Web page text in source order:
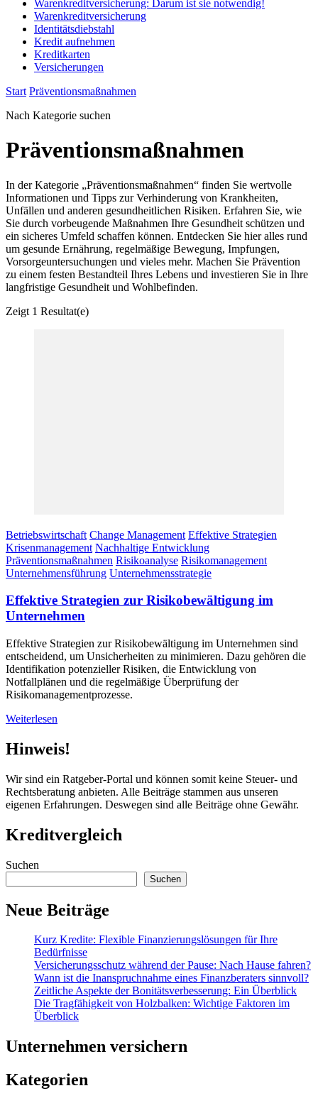
Warenkreditversicherung: Darum ist sie notwendig!
Warenkreditversicherung
Identitätsdiebstahl
Kredit aufnehmen
Kreditkarten
Versicherungen
Start Präventionsmaßnahmen
Nach Kategorie suchen
Präventionsmaßnahmen
In der Kategorie „Präventionsmaßnahmen“ finden Sie wertvolle
Informationen und Tipps zur Verhinderung von Krankheiten,
Unfällen und anderen gesundheitlichen Risiken. Erfahren Sie, wie
Sie durch vorbeugende Maßnahmen Ihre Gesundheit schützen und
ein sicheres Umfeld schaffen können. Entdecken Sie hier alles rund
um gesunde Ernährung, regelmäßige Bewegung, Impfungen,
Vorsorgeuntersuchungen und vieles mehr. Machen Sie Prävention
zu einem festen Bestandteil Ihres Lebens und investieren Sie in Ihre
langfristige Gesundheit und Wohlbefinden.
Zeigt 1 Resultat(e)
Betriebswirtschaft Change Management Effektive Strategien
Krisenmanagement Nachhaltige Entwicklung
Präventionsmaßnahmen Risikoanalyse Risikomanagement
Unternehmensführung Unternehmensstrategie
Effektive Strategien zur Risikobewältigung im
Unternehmen
Effektive Strategien zur Risikobewältigung im Unternehmen sind
entscheidend, um Unsicherheiten zu minimieren. Dazu gehören die
Identifikation potenzieller Risiken, die Entwicklung von
Notfallplänen und die regelmäßige Überprüfung der
Risikomanagementprozesse.
Weiterlesen
Hinweis!
Wir sind ein Ratgeber-Portal und können somit keine Steuer- und
Rechtsberatung anbieten. Alle Beiträge stammen aus unseren
eigenen Erfahrungen. Deswegen sind alle Beiträge ohne Gewähr.
Kreditvergleich
Suchen
Suchen
Neue Beiträge
Kurz Kredite: Flexible Finanzierungslösungen für Ihre
Bedürfnisse
Versicherungsschutz während der Pause: Nach Hause fahren?
Wann ist die Inanspruchnahme eines Finanzberaters sinnvoll?
Zeitliche Aspekte der Bonitätsverbesserung: Ein Überblick
Die Tragfähigkeit von Holzbalken: Wichtige Faktoren im
Überblick
Unternehmen versichern
Kategorien